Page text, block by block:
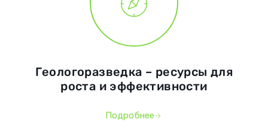
Геологоразведка – ресурсы для
роста и эффективности
Подробнее